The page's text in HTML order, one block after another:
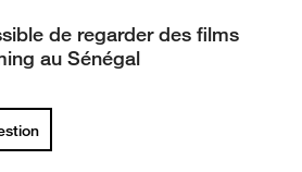
de regarder des films
au Sénégal